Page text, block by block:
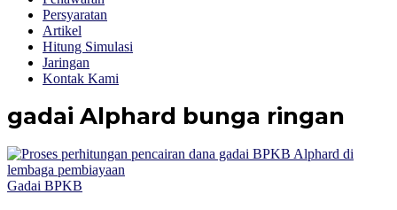
Persyaratan
Artikel
Hitung Simulasi
Jaringan
Kontak Kami
gadai Alphard bunga ringan
Gadai BPKB